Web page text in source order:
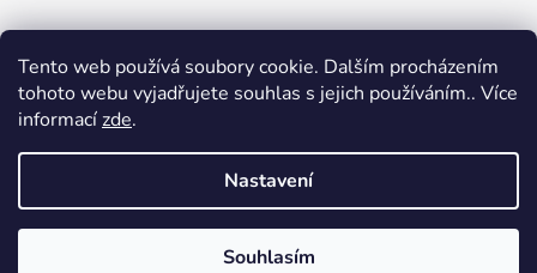
Tento web používá soubory cookie. Dalším procházením
tohoto webu vyjadřujete souhlas s jejich používáním.. Více
informacízde.
Nastavení
Souhlasím
Sledovat na Instagramu